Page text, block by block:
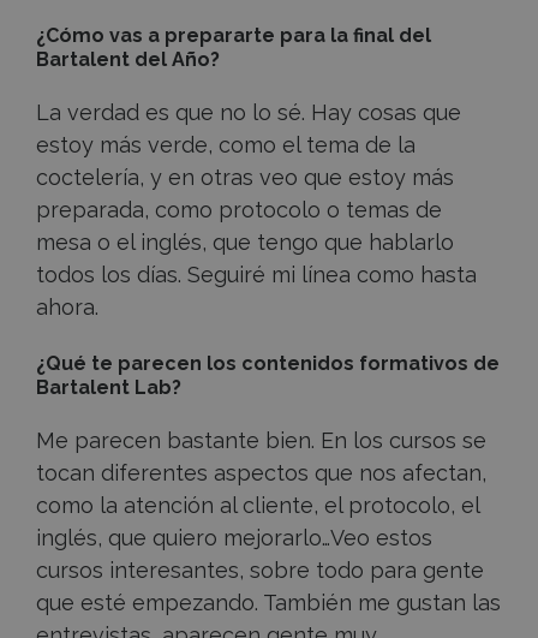
¿Cómo vas a prepararte para la final del
Bartalent del Año?
La verdad es que no lo sé. Hay cosas que
estoy más verde, como el tema de la
coctelería, y en otras veo que estoy más
preparada, como protocolo o temas de
mesa o el inglés, que tengo que hablarlo
todos los días. Seguiré mi línea como hasta
ahora.
¿Qué te parecen los contenidos formativos de
Bartalent Lab?
Me parecen bastante bien. En los cursos se
tocan diferentes aspectos que nos afectan,
como la atención al cliente, el protocolo, el
inglés, que quiero mejorarlo…Veo estos
cursos interesantes, sobre todo para gente
que esté empezando. También me gustan las